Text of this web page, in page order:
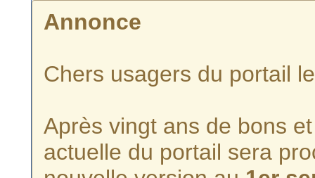
Annonce
Chers usagers du portail
Après vingt ans de bons
actuelle du portail sera